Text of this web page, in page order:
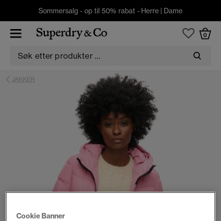
Sommersalg - op til 50% rabat - Herre | Dame
0
JAKKER
Cookie Banner